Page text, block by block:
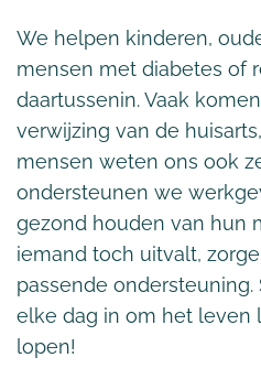
We helpen kinderen,
mensen met diabetes of
daartussenin. Vaak
verwijzing van de
mensen weten ons ook
ondersteunen we
gezond houden van hun
iemand toch uitvalt,
passende
elke dag in om het leven
lopen!